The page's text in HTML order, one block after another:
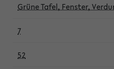
Grüne Tafel, Fenster,
7
52